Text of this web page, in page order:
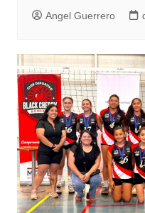
Angel Guerrero